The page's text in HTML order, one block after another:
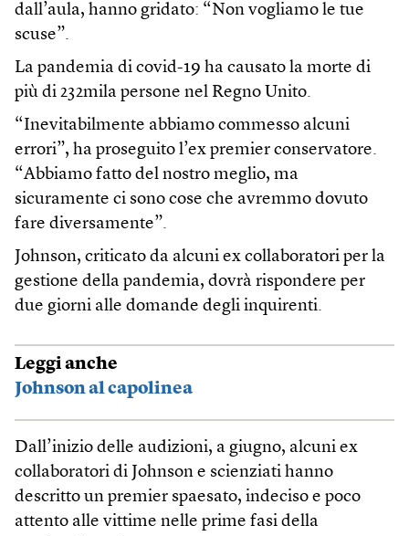
dall’aula, hanno gridato: “Non vogliamo le tue
scuse”.
La pandemia di covid-19 ha causato la morte di
più di 232mila persone nel Regno Unito.
“Inevitabilmente abbiamo commesso alcuni
errori”, ha proseguito l’ex premier conservatore.
“Abbiamo fatto del nostro meglio, ma
sicuramente ci sono cose che avremmo dovuto
fare diversamente”.
Johnson, criticato da alcuni ex collaboratori per la
gestione della pandemia, dovrà rispondere per
due giorni alle domande degli inquirenti.
Leggi anche
Johnson al capolinea
Dall’inizio delle audizioni, a giugno, alcuni ex
collaboratori di Johnson e scienziati hanno
descritto un premier spaesato, indeciso e poco
attento alle vittime nelle prime fasi della